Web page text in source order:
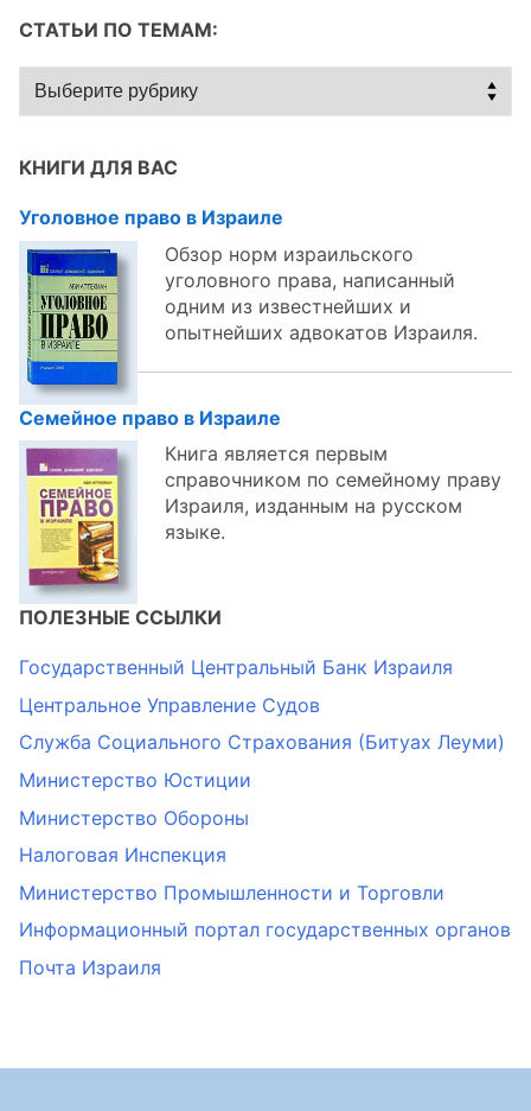
СТАТЬИ ПО ТЕМАМ:
Статьи
по
КНИГИ ДЛЯ ВАС
Уголовное право в Израиле
Обзор норм израильского
уголовного права, написанный
одним из известнейших и
опытнейших адвокатов Израиля.
Семейное право в Израиле
Книга является первым
справочником по семейному праву
Израиля, изданным на русском
языке.
ПОЛЕЗНЫЕ ССЫЛКИ
Государственный Центральный Банк Израиля
Центральное Управление Судов
Служба Социального Страхования (Битуах Леуми)
Министерство Юстиции
Министерство Обороны
Налоговая Инспекция
Министерство Промышленности и Торговли
Информационный портал государственных органов
Почта Израиля